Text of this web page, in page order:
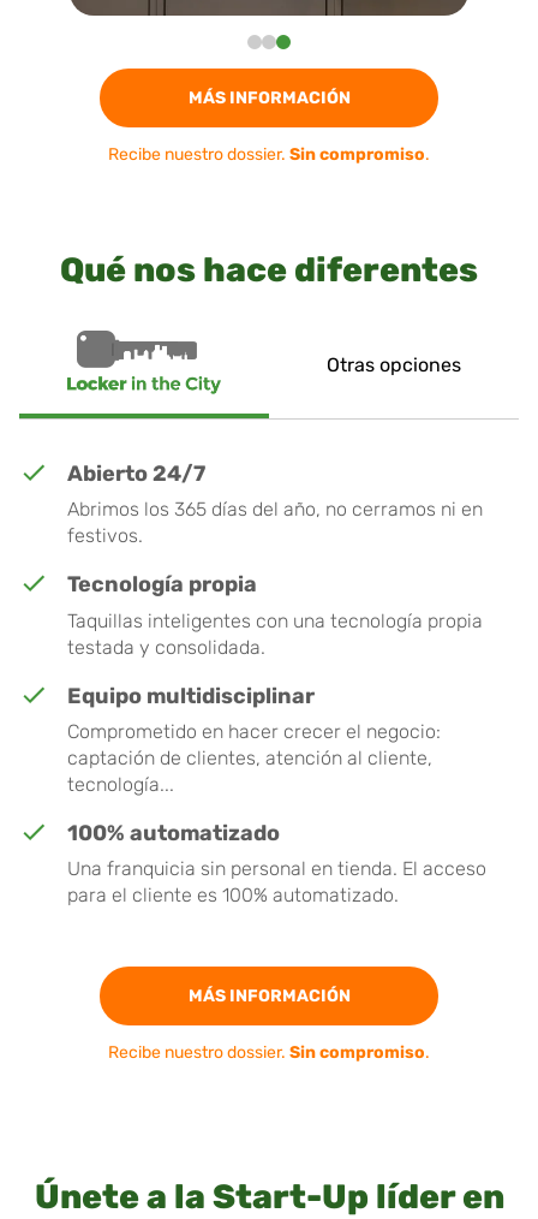
MÁS INFORMACIÓN
Recibe nuestro dossier. Sin compromiso.
Qué nos hace diferentes
Otras opciones
Abierto 24/7
Abrimos los 365 días del año, no cerramos ni en
festivos.
Tecnología propia
Taquillas inteligentes con una tecnología propia
testada y consolidada.
Equipo multidisciplinar
Comprometido en hacer crecer el negocio:
captación de clientes, atención al cliente,
tecnología...
100% automatizado
Una franquicia sin personal en tienda. El acceso
para el cliente es 100% automatizado.
MÁS INFORMACIÓN
Recibe nuestro dossier. Sin compromiso.
Únete a la Start-Up líder en